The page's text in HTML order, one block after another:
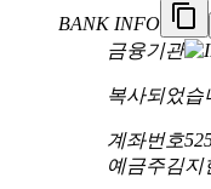
BANK INFO content_copy
금융기관
복사되었습
계좌번호
예금주김지